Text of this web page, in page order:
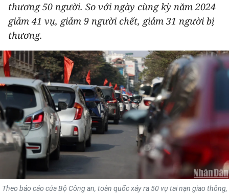
PHÁP LUẬT
DU LỊCH
THẾ GIỚI
THỂ THAO
GIÁO DỤC
Y TẾ
KHOA HỌC - CÔNG NGHỆ
MÔI TRƯỜNG
thương 50 người. So với ngày cùng kỳ năm 2024
giảm 41 vụ, giảm 9 người chết, giảm 31 người bị
thương.
Theo báo cáo của Bộ Công an, toàn quốc xảy ra 50 vụ tai nạn giao thông,